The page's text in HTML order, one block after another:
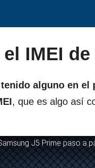
IMEI
alguno en
, que es algo así
J5 Prime paso a